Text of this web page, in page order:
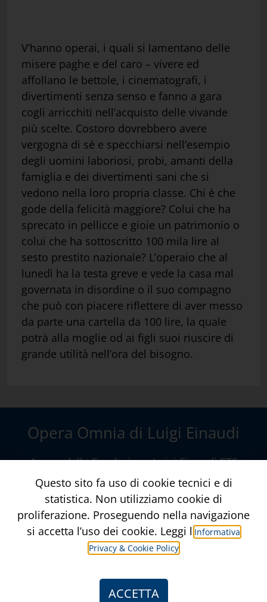
V’hanno operai, i quali si lamentano delle
misere paghe e del caro – vivere ed
affollano le bettole, i cinematografi, i
divertimenti senza senso e fanno a gara
cogli arricchiti nell’acquisto delle vivande
più scelte. Costoro dovrebbero avere
vergogna di sé e specchiarsi nell’esempio
degli uomini laboriosi, probi, amanti della
famiglia e dei divertimenti sani che si
vedono nella loro propria classe. Chi è che
gode della felicità maggiore? Colui che ha
sprecato in pellicce e gioie un patrimonio o
colui che ha sottoscritto 100 mila lire al
sesto prestito nazionale? L’operaio che al
lunedì ha la testa greve e vede la casa mal
governata in disordine o il suo compagno
che può con piacere riflettere di aver messo
da parte una cartella da 100 lire, la quale
potrà alla moglie od ai figli suoi riuscire di
grande utilità nell’ora del bisogno.
Opera Omnia di Luigi Einaudi
A cura dellaFondazione Luigi Einaudi ETS
Via della Conciliazione, 10 – Roma
www.fondazioneluigieinaudi.it
Contatti
Crediti
Informativa Privacy & Privacy Policy
Questo sito fa uso di cookie tecnici e di
statistica. Non utilizziamo cookie di
proliferazione. Proseguendo nella navigazione
si accetta l’uso dei cookie. Leggi l’Informativa
Privacy & Cookie Policy
ACCETTA